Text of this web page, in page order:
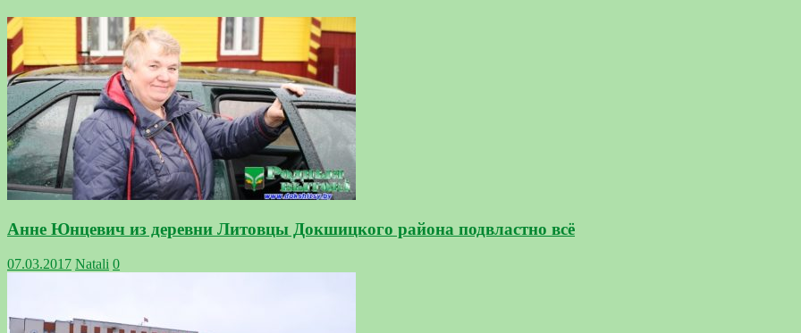
Анне Юнцевич из деревни Литовцы Докшицкого района подвластно всё
07.03.2017 Natali 0